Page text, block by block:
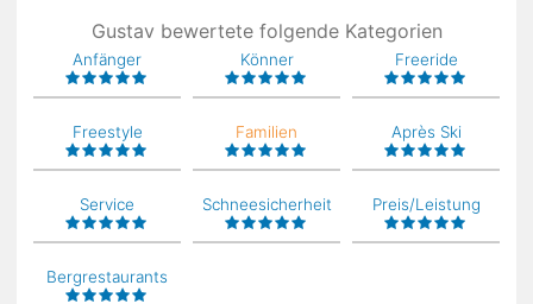
Gustav bewertete folgende Kategorien
Anfänger Könner Freeride
Freestyle Familien Après Ski
Service Schneesicherheit Preis/Leistung
Bergrestaurants